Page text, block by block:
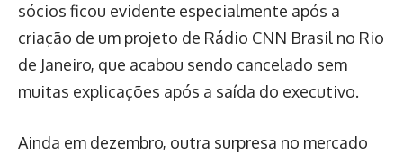
sócios ficou evidente especialmente após a
criação de um projeto de Rádio CNN Brasil no Rio
de Janeiro, que acabou sendo cancelado sem
muitas explicações após a saída do executivo.
Ainda em dezembro, outra surpresa no mercado